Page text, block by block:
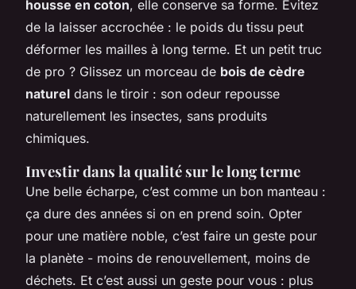
housse en coton, elle conserve sa forme. Évitez
de la laisser accrochée : le poids du tissu peut
déformer les mailles à long terme. Et un petit truc
de pro ? Glissez un morceau de bois de cèdre
naturel dans le tiroir : son odeur repousse
naturellement les insectes, sans produits
chimiques.
Investir dans la qualité sur le long terme
Une belle écharpe, c’est comme un bon manteau :
ça dure des années si on en prend soin. Opter
pour une matière noble, c’est faire un geste pour
la planète - moins de renouvellement, moins de
déchets. Et c’est aussi un geste pour vous : plus